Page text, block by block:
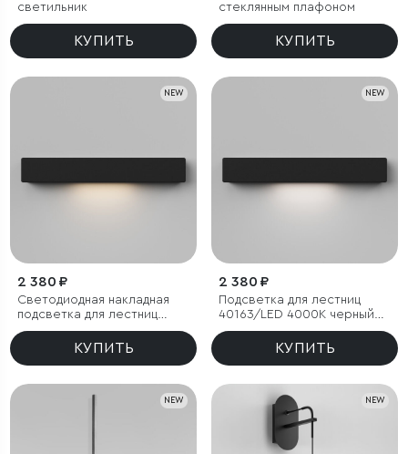
светильник
КУПИТЬ
стеклянным плафоном
КУПИТЬ
NEW
2 380 ₽
Светодиодная накладная
подсветка для лестниц
40163/LED 3000К черный
КУПИТЬ
NEW
2 380 ₽
Подсветка для лестниц
40163/LED 4000К черный
IP65
КУПИТЬ
NEW NEW